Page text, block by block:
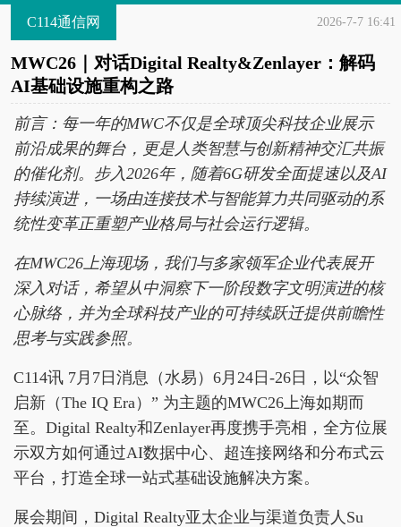
C114通信网 2026-7-7 16:41
MWC26｜对话Digital Realty&Zenlayer：解码
AI基础设施重构之路
前言：每一年的MWC不仅是全球顶尖科技企业展示
前沿成果的舞台，更是人类智慧与创新精神交汇共振
的催化剂。步入2026年，随着6G研发全面提速以及AI
持续演进，一场由连接技术与智能算力共同驱动的系
统性变革正重塑产业格局与社会运行逻辑。
在MWC26上海现场，我们与多家领军企业代表展开
深入对话，希望从中洞察下一阶段数字文明演进的核
心脉络，并为全球科技产业的可持续跃迁提供前瞻性
思考与实践参照。
C114讯 7月7日消息（水易）6月24日-26日，以“众智
启新（The IQ Era）” 为主题的MWC26上海如期而
至。Digital Realty和Zenlayer再度携手亮相，全方位展
示双方如何通过AI数据中心、超连接网络和分布式云
平台，打造全球一站式基础设施解决方案。
展会期间，Digital Realty亚太企业与渠道负责人Su